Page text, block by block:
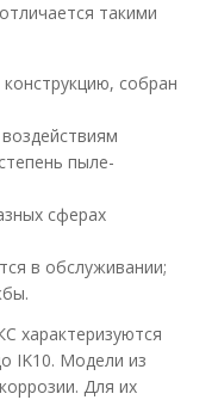
такими
собран
пыле-
сферах
в обслуживании;
характеризуются
IK10. Модели из
Для их